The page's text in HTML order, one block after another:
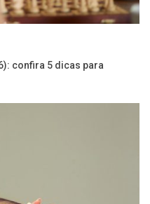
confira 5 dicas para